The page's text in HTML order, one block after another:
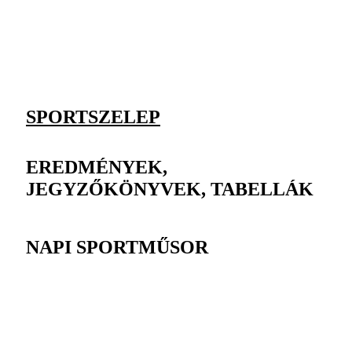
SPORTSZELEP
EREDMÉNYEK,
JEGYZŐKÖNYVEK, TABELLÁK
NAPI SPORTMŰSOR